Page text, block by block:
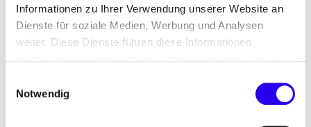
Informationen zu Ihrer Verwendung unserer Website an
Dienste für soziale Medien, Werbung und Analysen
weiter. Diese Dienste führen diese Informationen
Nutzung der Dienste gesammelt haben.
Notwendig